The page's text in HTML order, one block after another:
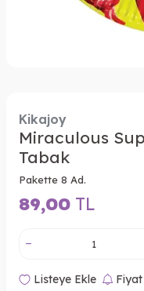
Kikajoy
Miraculous
Tabak
Pakette 8 Ad.
89,00 TL
Listeye Ekle Fiyat